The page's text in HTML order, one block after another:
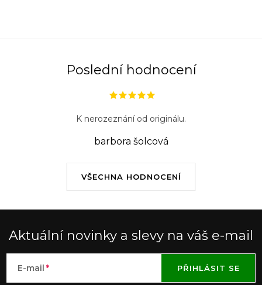
Poslední hodnocení
VŠECHNA HODNOCENÍ
K nerozeznání od originálu.
barbora šolcová
Aktuální novinky a slevy na váš e-mail
E-mail PŘIHLÁSIT SE